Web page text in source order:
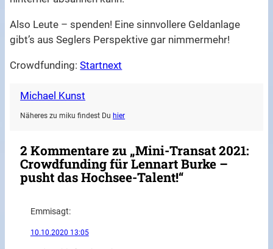
Also Leute – spenden! Eine sinnvollere Geldanlage
gibt’s aus Seglers Perspektive gar nimmermehr!
Crowdfunding:Startnext
Michael Kunst
Näheres zu miku findest Duhier
2 Kommentare zu „Mini-Transat 2021:
Crowdfunding für Lennart Burke –
pusht das Hochsee-Talent!“
Emmisagt:
10.10.2020 13:05